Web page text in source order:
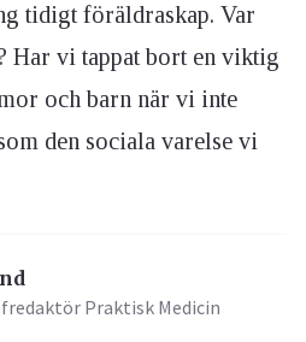
tidigt föräldraskap. Var
Har vi tappat bort en viktig
och barn när vi inte
den sociala varelse vi
Praktisk Medicin